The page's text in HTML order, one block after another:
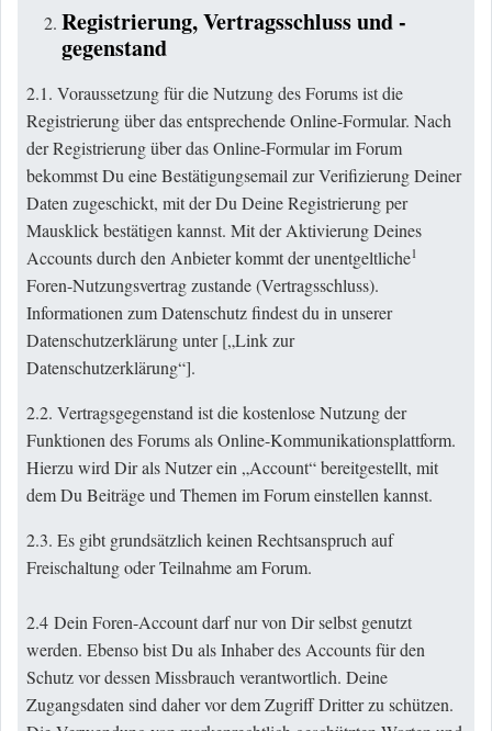
Registrierung, Vertragsschluss und -
gegenstand
2.1. Voraussetzung für die Nutzung des Forums ist die
Registrierung über das entsprechende Online-Formular. Nach
der Registrierung über das Online-Formular im Forum
bekommst Du eine Bestätigungsemail zur Verifizierung Deiner
Daten zugeschickt, mit der Du Deine Registrierung per
Mausklick bestätigen kannst. Mit der Aktivierung Deines
Accounts durch den Anbieter kommt der unentgeltliche1
Foren-Nutzungsvertrag zustande (Vertragsschluss).
Informationen zum Datenschutz findest du in unserer
Datenschutzerklärung unter [„Link zur
Datenschutzerklärung“].
2.2. Vertragsgegenstand ist die kostenlose Nutzung der
Funktionen des Forums als Online-Kommunikationsplattform.
Hierzu wird Dir als Nutzer ein „Account“ bereitgestellt, mit
dem Du Beiträge und Themen im Forum einstellen kannst.
2.3. Es gibt grundsätzlich keinen Rechtsanspruch auf
Freischaltung oder Teilnahme am Forum.
2.4 Dein Foren-Account darf nur von Dir selbst genutzt
werden. Ebenso bist Du als Inhaber des Accounts für den
Schutz vor dessen Missbrauch verantwortlich. Deine
Zugangsdaten sind daher vor dem Zugriff Dritter zu schützen.